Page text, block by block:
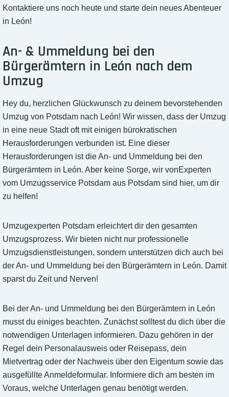
Kontaktiere uns noch heute und starte dein neues Abenteuer
in León!
An- & Ummeldung bei den
Bürgerämtern in León nach dem
Umzug
Hey du, herzlichen Glückwunsch zu deinem bevorstehenden
Umzug von Potsdam nach León! Wir wissen, dass der Umzug
in eine neue Stadt oft mit einigen bürokratischen
Herausforderungen verbunden ist. Eine dieser
Herausforderungen ist die An- und Ummeldung bei den
Bürgerämtern in León. Aber keine Sorge, wir vonExperten
vom Umzugsservice Potsdam aus Potsdam sind hier, um dir
zu helfen!
Umzugexperten Potsdam erleichtert dir den gesamten
Umzugsprozess. Wir bieten nicht nur professionelle
Umzugsdienstleistungen, sondern unterstützen dich auch bei
der An- und Ummeldung bei den Bürgerämtern in León. Damit
sparst du Zeit und Nerven!
Bei der An- und Ummeldung bei den Bürgerämtern in León
musst du einiges beachten. Zunächst solltest du dich über die
notwendigen Unterlagen informieren. Dazu gehören in der
Regel dein Personalausweis oder Reisepass, dein
Mietvertrag oder der Nachweis über den Eigentum sowie das
ausgefüllte Anmeldeformular. Informiere dich am besten im
Voraus, welche Unterlagen genau benötigt werden.